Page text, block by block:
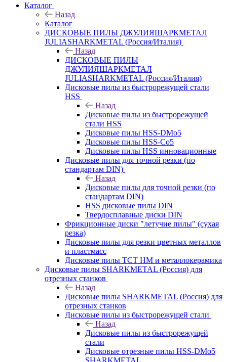
Каталог
Назад
Каталог
ДИСКОВЫЕ ПИЛЫ ДЖУЛИЯШАРКМЕТАЛ
JULIASHARKMETAL (Россия/Италия)
Назад
ДИСКОВЫЕ ПИЛЫ
ДЖУЛИЯШАРКМЕТАЛ
JULIASHARKMETAL (Россия/Италия)
Дисковые пилы из быстрорежущей стали
HSS
Назад
Дисковые пилы из быстрорежущей
стали HSS
Дисковые пилы HSS-DMo5
Дисковые пилы HSS-Co5
Дисковые пилы HSS инновационные
Дисковые пилы для точной резки (по
стандартам DIN)
Назад
Дисковые пилы для точной резки (по
стандартам DIN)
HSS дисковые пилы DIN
Твердосплавные диски DIN
Фрикционные диски "летучие пилы" (сухая
резка)
Дисковые пилы для резки цветных металлов
и пластмасс
Дисковые пилы ТСТ НМ и металлокерамика
Дисковые пилы SHARKMETAL (Россия) для
отрезных станков
Назад
Дисковые пилы SHARKMETAL (Россия) для
отрезных станков
Дисковые пилы из быстрорежущей стали
Назад
Дисковые пилы из быстрорежущей
стали
Дисковые отрезные пилы HSS-DMo5
SHARKMETAL